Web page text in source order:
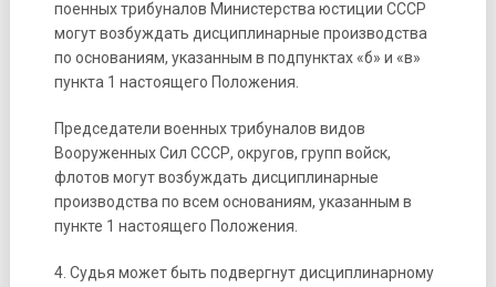
поенных трибуналов Министерства юстиции СССР
могут возбуждать дисциплинарные производства
по основаниям, указанным в подпунктах «б» и «в»
пункта 1 настоящего Положения.
Председатели военных трибуналов видов
Вооруженных Сил СССР, округов, групп войск,
флотов могут возбуждать дисциплинарные
производства по всем основаниям, указанным в
пункте 1 настоящего Положения.
4. Судья может быть подвергнут дисциплинарному